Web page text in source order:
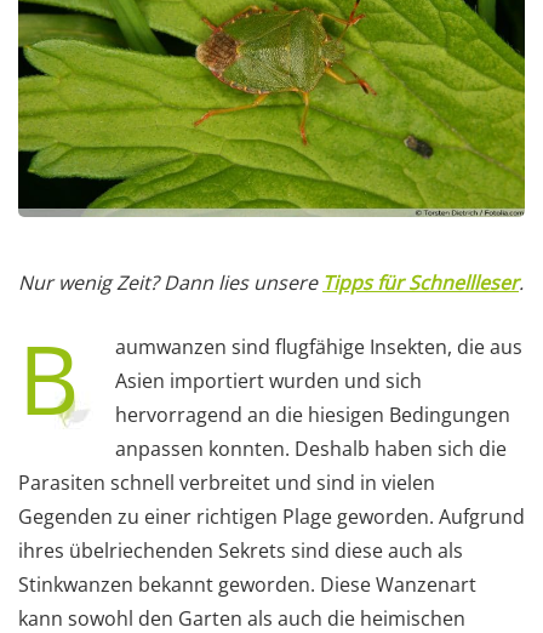
Nur wenig Zeit? Dann lies unsere Tipps für Schnellleser.
B
aumwanzen sind flugfähige Insekten, die aus
Asien importiert wurden und sich
hervorragend an die hiesigen Bedingungen
anpassen konnten. Deshalb haben sich die
Parasiten schnell verbreitet und sind in vielen
Gegenden zu einer richtigen Plage geworden. Aufgrund
ihres übelriechenden Sekrets sind diese auch als
Stinkwanzen bekannt geworden. Diese Wanzenart
kann sowohl den Garten als auch die heimischen